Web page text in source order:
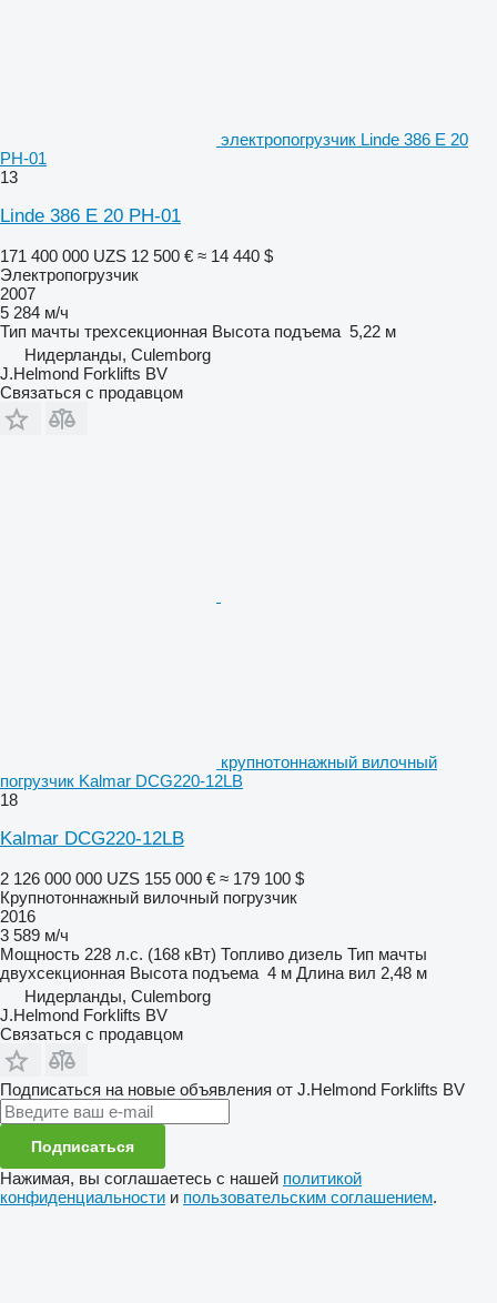
электропогрузчик Linde 386 E 20
PH-01
13
Linde 386 E 20 PH-01
171 400 000 UZS 12 500 € ≈ 14 440 $
Электропогрузчик
2007
5 284 м/ч
Тип мачты трехсекционная Высота подъема 5,22 м
Нидерланды, Culemborg
J.Helmond Forklifts BV
Связаться с продавцом
крупнотоннажный вилочный
погрузчик Kalmar DCG220-12LB
18
Kalmar DCG220-12LB
2 126 000 000 UZS 155 000 € ≈ 179 100 $
Крупнотоннажный вилочный погрузчик
2016
3 589 м/ч
Мощность 228 л.с. (168 кВт) Топливо дизель Тип мачты
двухсекционная Высота подъема 4 м Длина вил 2,48 м
Нидерланды, Culemborg
J.Helmond Forklifts BV
Связаться с продавцом
Подписаться на новые объявления от J.Helmond Forklifts BV
Подписаться
Нажимая, вы соглашаетесь с нашей политикой
конфиденциальности и пользовательским соглашением.